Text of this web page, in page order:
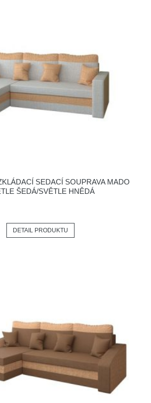
SEDACÍ SOUPRAVA MADO
ŠEDÁ/SVĚTLE HNĚDÁ
DETAIL PRODUKTU